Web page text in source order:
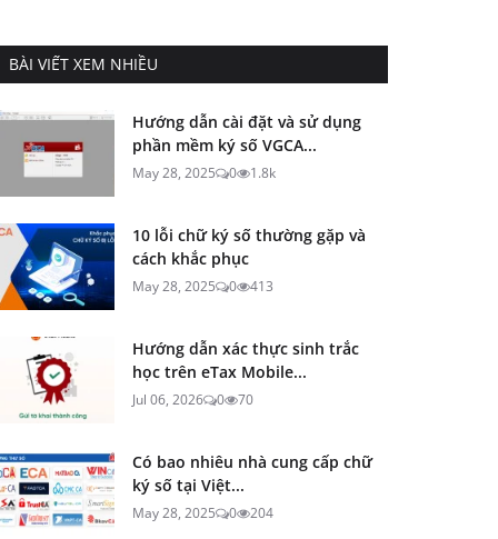
BÀI VIẾT XEM NHIỀU
Hướng dẫn cài đặt và sử dụng
phần mềm ký số VGCA...
May 28, 2025 0 1.8k
10 lỗi chữ ký số thường gặp và
cách khắc phục
May 28, 2025 0 413
Hướng dẫn xác thực sinh trắc
học trên eTax Mobile...
Jul 06, 2026 0 70
Có bao nhiêu nhà cung cấp chữ
ký số tại Việt...
May 28, 2025 0 204